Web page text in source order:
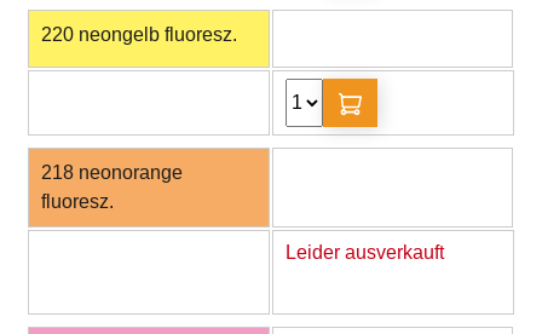
220 neongelb fluoresz.
218 neonorange
fluoresz.
Leider ausverkauft